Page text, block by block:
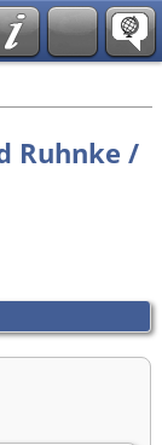
Ruhnke /